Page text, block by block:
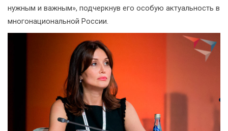
нужным и важным», подчеркнув его особую актуальность в
многонациональной России.